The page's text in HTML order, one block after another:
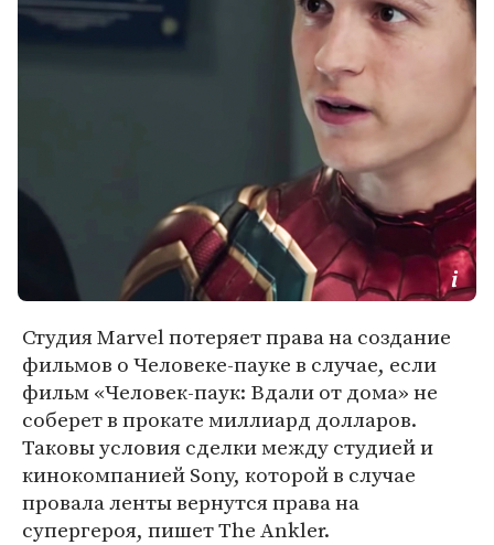
Студия Marvel потеряет права на создание
фильмов о Человеке-пауке в случае, если
фильм «Человек-паук: Вдали от дома» не
соберет в прокате миллиард долларов.
Таковы условия сделки между студией и
кинокомпанией Sony, которой в случае
провала ленты вернутся права на
супергероя, пишет The Ankler.